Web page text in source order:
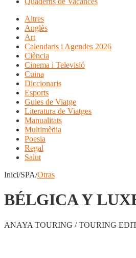
Altres
Anglès
Art
Calendaris i Agendes 2026
Ciència
Cinema i Televisió
Cuina
Diccionaris
Esports
Guies de Viatge
Literatura de Viatges
Manualitats
Multimèdia
Poesia
Regal
Salut
Inici/SPA/Otras
BÉLGICA Y
ANAYA TOURING / TOURING